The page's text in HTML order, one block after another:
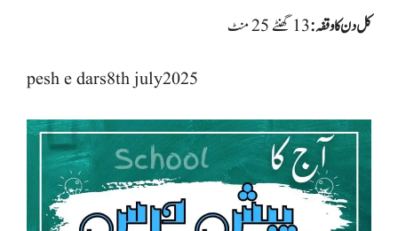
کل دن کا وقفہ:
pesh e dars8th july2025